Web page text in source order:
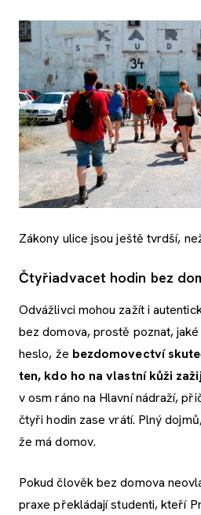
Zákony ulice jsou ještě tvrdší,
Čtyřiadvacet hodin bez
Odvážlivci mohou zažít i
bez domova, prostě poznat,
heslo, že bezdomovectví
ten, kdo ho na vlastní kůži
v osm ráno na Hlavní nádraží,
čtyři hodin zase vrátí. Plný
že má domov.
Pokud člověk bez domova
praxe překládají studenti, kteří